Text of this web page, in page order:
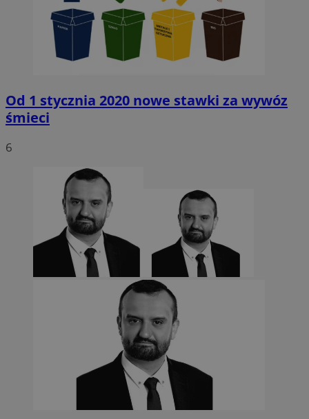
Od 1 stycznia 2020 nowe stawki za wywóz
śmieci
6
.youtube.com
tygodnie
Google Privacy Policy